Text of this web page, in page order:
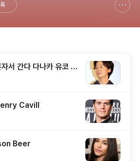
서 간다 다나카 유코 T
子
Cavill
Beer